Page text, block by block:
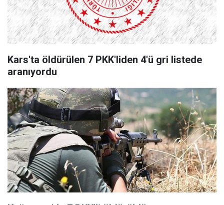
Kars'ta öldürülen 7 PKK'liden 4'ü gri listede
aranıyordu